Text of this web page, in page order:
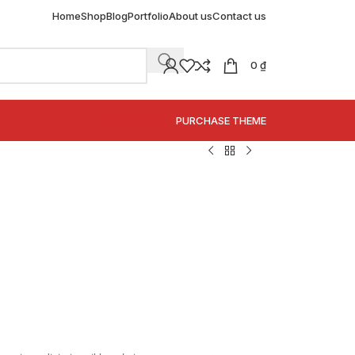
HomeShopBlogPortfolioAbout usContact us
0 ₫
PURCHASE THEME